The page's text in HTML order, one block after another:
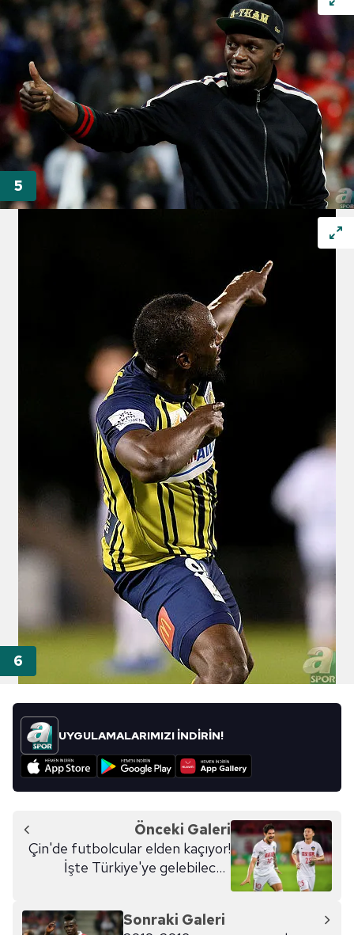
için Ayarlar butonuna tıklayabilir,
Çerez Bilgilendirme
Metnimizi
ziyaret edebilirsiniz.
6698 sayılı Kişisel Verilerin Korunması Kanunu uyarınca
hazırlanmış Aydınlatma Metnimizi okumak ve sitemizde
ilgili mevzuata uygun olarak kullanılan çerezlerle ilgili bilgi
almak için lütfen
UYGULAMALARIMIZI İNDİRİN!
Önceki Galeri
Çin'de futbolcular elden kaçıyor!
İşte Türkiye'ye gelebilecek
Sonraki Galeri